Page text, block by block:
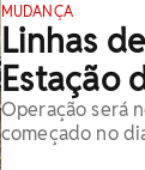
MUDANÇA
Linhas
Estação
Operação será
começado no